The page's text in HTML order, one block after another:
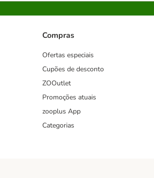
Compras
Ofertas especiais
Cupões de desconto
ZOOutlet
Promoções atuais
zooplus App
Categorias